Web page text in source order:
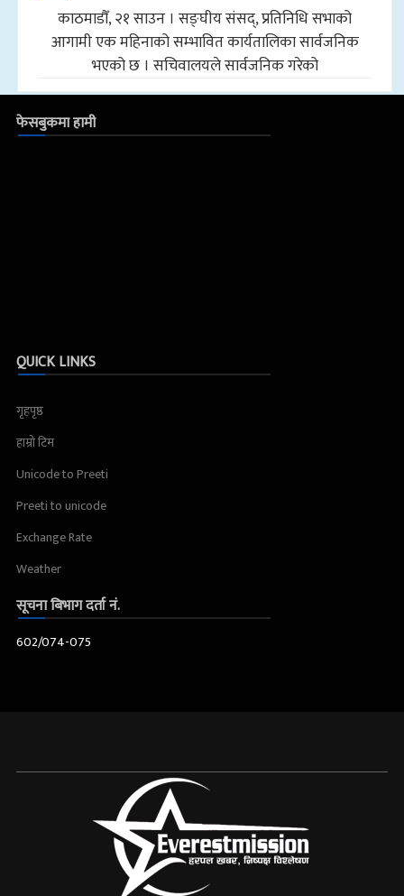
काठमाडौँ, २१ साउन । सङ्घीय संसद्, प्रतिनिधि सभाको
आगामी एक महिनाको सम्भावित कार्यतालिका सार्वजनिक
भएको छ । सचिवालयले सार्वजनिक गरेको
फेसबुकमा हामी
QUICK LINKS
गृहपृष्ठ
हाम्रो टिम
Unicode to Preeti
Preeti to unicode
Exchange Rate
Weather
सूचना बिभाग दर्ता नं.
602/074-075